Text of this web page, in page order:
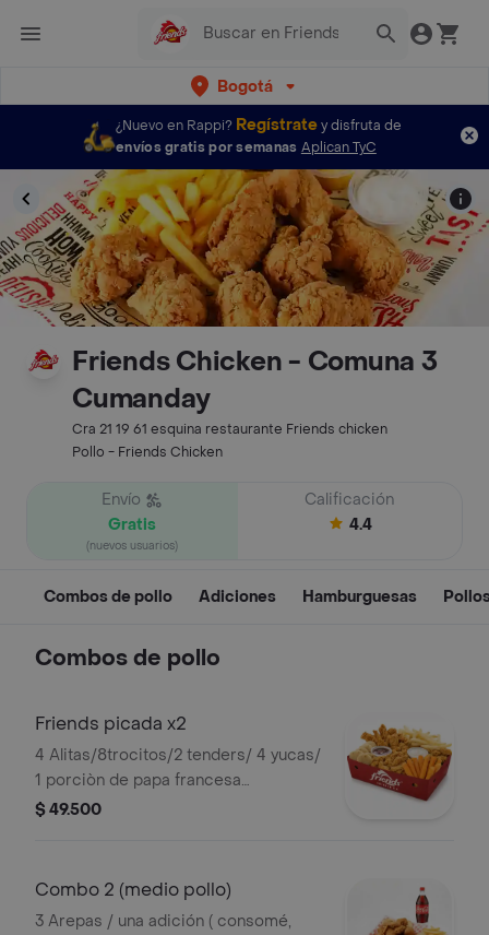
Bogotá
¿Nuevo en Rappi? Regístratey disfruta de
envíos gratis por semanas Aplican TyC
Friends Chicken - Comuna 3
Cumanday
Cra 21 19 61 esquina restaurante Friends chicken
Pollo - Friends Chicken
Envío
Gratis
(nuevos usuarios)
Calificación
4.4
Combos de pollo Adiciones Hamburguesas
Combos de pollo
Friends picada x2
4 Alitas/8trocitos/2 tenders/ 4 yucas/
1 porciòn de papa francesa
110g/3arepas/3 mieles/2salsas /
$ 49.500
Combo 2 (medio pollo)
3 Arepas / una adición ( consomé,